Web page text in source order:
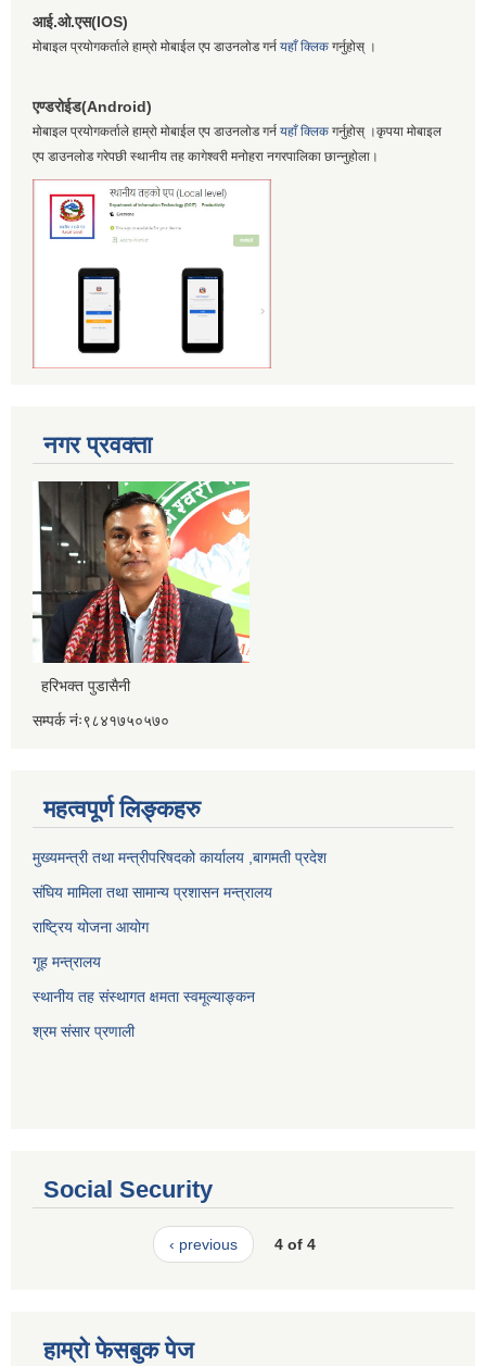
आई.ओ.एस(IOS)
मोबाइल प्रयोगकर्ताले हाम्रो मोबाईल एप डाउनलोड गर्न यहाँ क्लिक गर्नुहोस् ।
एण्डरोईड(Android)
मोबाइल प्रयोगकर्ताले हाम्रो मोबाईल एप डाउनलोड गर्न यहाँ क्लिक गर्नुहोस् ।कृपया मोबाइल
एप डाउनलोड गरेपछी स्थानीय तह कागेश्वरी मनोहरा नगरपालिका छान्नुहोला।
नगर प्रवक्ता
हरिभक्त पुडासैनी
सम्पर्क नंः९८४१७५०५७०
महत्वपूर्ण लिङ्कहरु
मुख्यमन्त्री तथा मन्त्रीपरिषदको कार्यालय ,बागमती प्रदेश
संघिय मामिला तथा सामान्य प्रशासन मन्त्रालय
राष्ट्रिय योजना आयोग
गूह मन्त्रालय
स्थानीय तह संस्थागत क्षमता स्वमूल्याङ्कन
श्रम संसार प्रणाली
Social Security
‹ previous 4 of 4
हाम्रो फेसबुक पेज